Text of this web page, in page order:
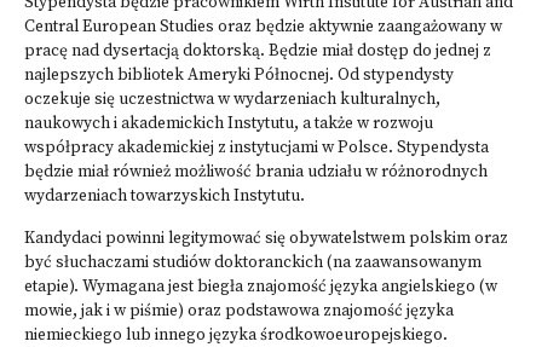
Central European Studies oraz będzie aktywnie zaangażowany w
pracę nad dysertacją doktorską. Będzie miał dostęp do jednej z
najlepszych bibliotek Ameryki Północnej. Od stypendysty
oczekuje się uczestnictwa w wydarzeniach kulturalnych,
naukowych i akademickich Instytutu, a także w rozwoju
współpracy akademickiej z instytucjami w Polsce. Stypendysta
będzie miał również możliwość brania udziału w różnorodnych
wydarzeniach towarzyskich Instytutu.
Kandydaci powinni legitymować się obywatelstwem polskim oraz
być słuchaczami studiów doktoranckich (na zaawansowanym
etapie). Wymagana jest biegła znajomość języka angielskiego (w
mowie, jak i w piśmie) oraz podstawowa znajomość języka
niemieckiego lub innego języka środkowoeuropejskiego.